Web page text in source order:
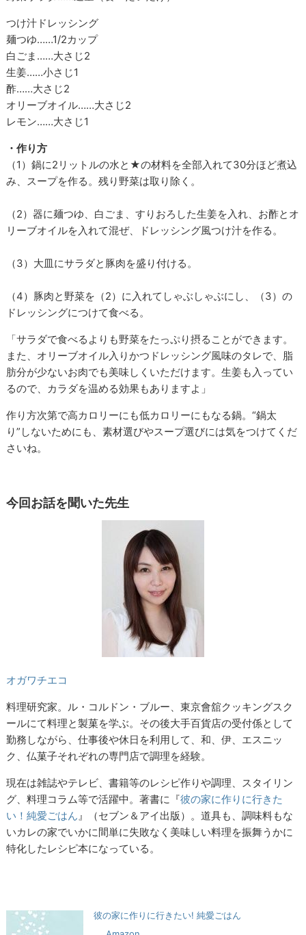
つけ汁ドレッシング
麺つゆ……1/2カップ
白ごま……大さじ2
生姜……小さじ1
酢……大さじ2
オリーブオイル……大さじ2
レモン……大さじ1
・作り方
（1）鍋に2リットルの水と★の材料を全部入れて30分ほど煮込
み、スープを作る。残り野菜は取り除く。
（2）器に麺つゆ、白ごま、すりおろした生姜を入れ、お酢とオ
リーブオイルを入れて混ぜ、ドレッシング風つけ汁を作る。
（3）大皿にサラダと豚肉を盛り付ける。
（4）豚肉と野菜を（2）に入れてしゃぶしゃぶにし、（3）の
ドレッシングにつけて食べる。
「サラダで食べるよりも野菜をたっぷり摂ることができます。
また、オリーブオイル入りかつドレッシング風味のタレで、脂
肪分が少ないお肉でも美味しくいただけます。生姜も入ってい
るので、カラダを温める効果もありますよ」
作り方次第で高カロリーにも低カロリーにもなる鍋。“鍋太
り”しないためにも、素材選びやスープ選びには気をつけてくだ
さいね。
今回お話を聞いた先生
オガワチエコ
料理研究家。ル・コルドン・ブルー、東京會舘クッキングスク
ールにて料理と製菓を学ぶ。その後大手百貨店の受付係として
勤務しながら、仕事後や休日を利用して、和、伊、エスニッ
ク、仏菓子それぞれの専門店で調理を経験。
現在は雑誌やテレビ、書籍等のレシピ作りや調理、スタイリン
グ、料理コラム等で活躍中。著書に『彼の家に作りに行きた
い！純愛ごはん』（セブン＆アイ出版）。道具も、調味料もな
いカレの家でいかに間単に失敗なく美味しい料理を振舞うかに
特化したレシピ本になっている。
彼の家に作りに行きたい! 純愛ごはん